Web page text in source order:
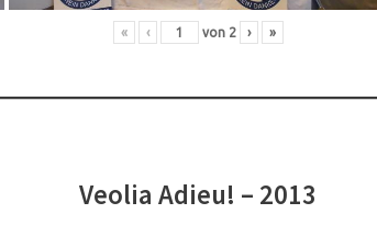
« ‹ von 2 › »
Veolia Adieu! – 2013